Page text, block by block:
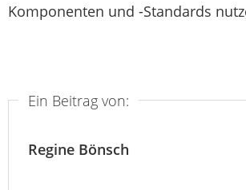
Komponenten und -Standards
Ein Beitrag von:
Regine Bönsch